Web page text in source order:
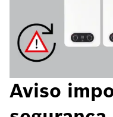
Aviso